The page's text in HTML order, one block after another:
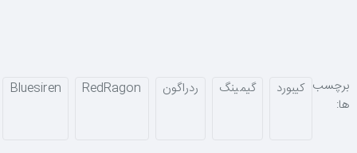
برچسب
ها:
کیبورد گیمینگ ردراگون RedRagon
Bluesiren